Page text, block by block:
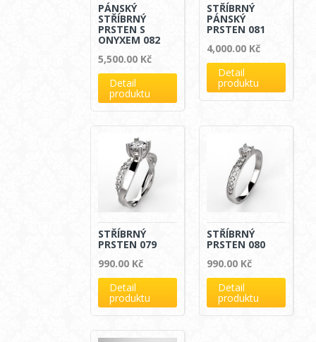
PÁNSKÝ
STŘÍBRNÝ
PRSTEN S
ONYXEM 082
5,500.00 Kč
Detail
produktu
STŘÍBRNÝ
PÁNSKÝ
PRSTEN 081
4,000.00 Kč
Detail
produktu
STŘÍBRNÝ
PRSTEN 079
990.00 Kč
Detail
produktu
STŘÍBRNÝ
PRSTEN 080
990.00 Kč
Detail
produktu